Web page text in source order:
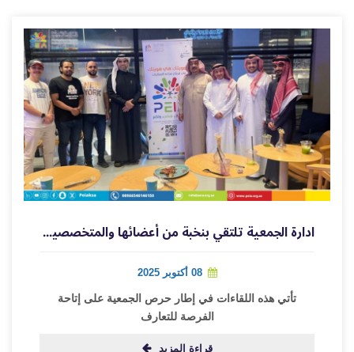
ادارة الجمعية تلتقي بنخبة من أعضائها والمتخصصين في جدة
08 أكتوبر 2025
تأتي هذه اللقاءات في إطار حرص الجمعية على إتاحة
الفرصة للتعارف
قراءة المزيد